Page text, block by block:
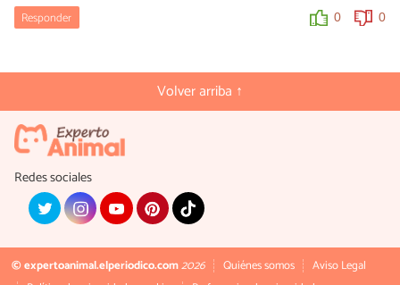
Responder 0 0
Volver arriba ↑
Redes sociales
© expertoanimal.elperiodico.com2026 Quiénes somos
Aviso Legal